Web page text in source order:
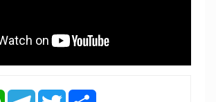
WhatsAppTelegramTwitter